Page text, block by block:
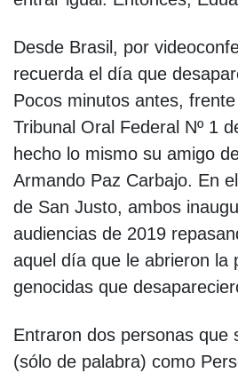
Desde Brasil, por
recuerda el día que
Pocos minutos antes,
Tribunal Oral Federal Nº 1
hecho lo mismo su amigo
Armando Paz Carbajo. En
de San Justo, ambos
audiencias de 2019
aquel día que le abrieron la
genocidas que
Entraron dos personas que
(sólo de palabra) como